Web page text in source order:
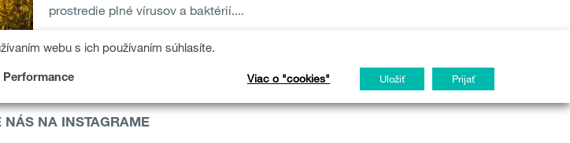
prostredie plné vírusov a baktérií....
IMMUNE SYSTEM,VZDUCH,GERMS
NÁS NA INSTAGRAME
webu s ich používaním súhlasíte.
Performance Viac o "cookies" Uložiť Prijať